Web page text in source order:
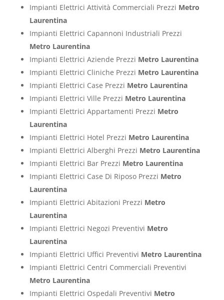
Impianti Elettrici Attività Commerciali Prezzi Metro
Laurentina
Impianti Elettrici Capannoni Industriali Prezzi
Metro Laurentina
Impianti Elettrici Aziende Prezzi Metro Laurentina
Impianti Elettrici Cliniche Prezzi Metro Laurentina
Impianti Elettrici Case Prezzi Metro Laurentina
Impianti Elettrici Ville Prezzi Metro Laurentina
Impianti Elettrici Appartamenti Prezzi Metro
Laurentina
Impianti Elettrici Hotel Prezzi Metro Laurentina
Impianti Elettrici Alberghi Prezzi Metro Laurentina
Impianti Elettrici Bar Prezzi Metro Laurentina
Impianti Elettrici Case Di Riposo Prezzi Metro
Laurentina
Impianti Elettrici Abitazioni Prezzi Metro
Laurentina
Impianti Elettrici Negozi Preventivi Metro
Laurentina
Impianti Elettrici Uffici Preventivi Metro Laurentina
Impianti Elettrici Centri Commerciali Preventivi
Metro Laurentina
Impianti Elettrici Ospedali Preventivi Metro